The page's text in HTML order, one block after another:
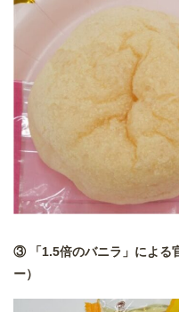
③ 「1.5倍のバニラ」による
ー）